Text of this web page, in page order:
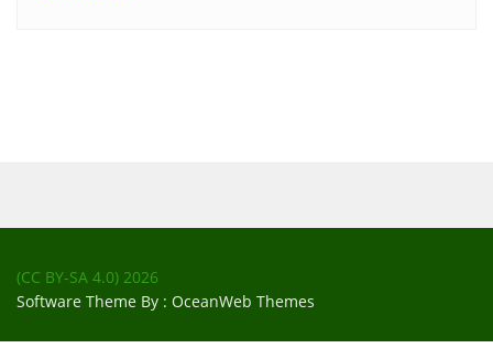
(CC BY-SA 4.0) 2026
Software Theme By : OceanWeb Themes